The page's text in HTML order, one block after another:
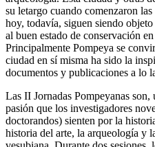
su letargo cuando comenzaron
hoy, todavía, siguen siendo
al buen estado de conservación
Principalmente Pompeya se
ciudad en sí misma ha sido la
documentos y publicaciones a lo
Las II Jornadas Pompeyanas son,
pasión que los investigadores
doctorandos) sienten por la
historia del arte, la arqueología y